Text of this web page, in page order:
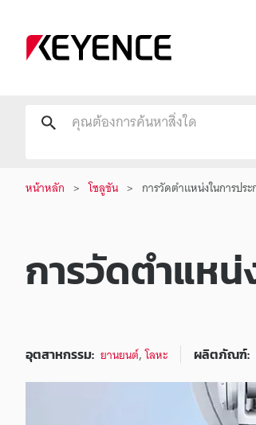
หน้าหลัก โซลูชัน การวัดตำแหน่งในการปร
การวัดตำแหน่
อุตสาหกรรม: ยานยนต์,โลหะ ผลิตภัณฑ์: